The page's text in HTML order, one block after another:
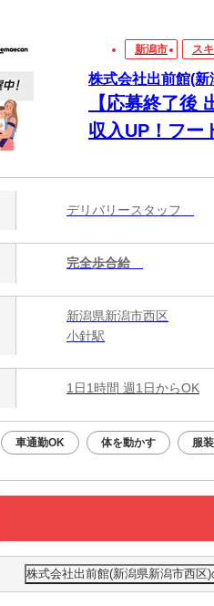
新潟市 ス
株式会社出前館(
【応募終了後
収入UP！フー
デリバリースタッフ
完全歩合給
新潟県新潟市西区
小針駅
1日1時間 週1日からOK
車通勤OK 体を動かす 服
株式会社出前館(新潟県新潟市西区